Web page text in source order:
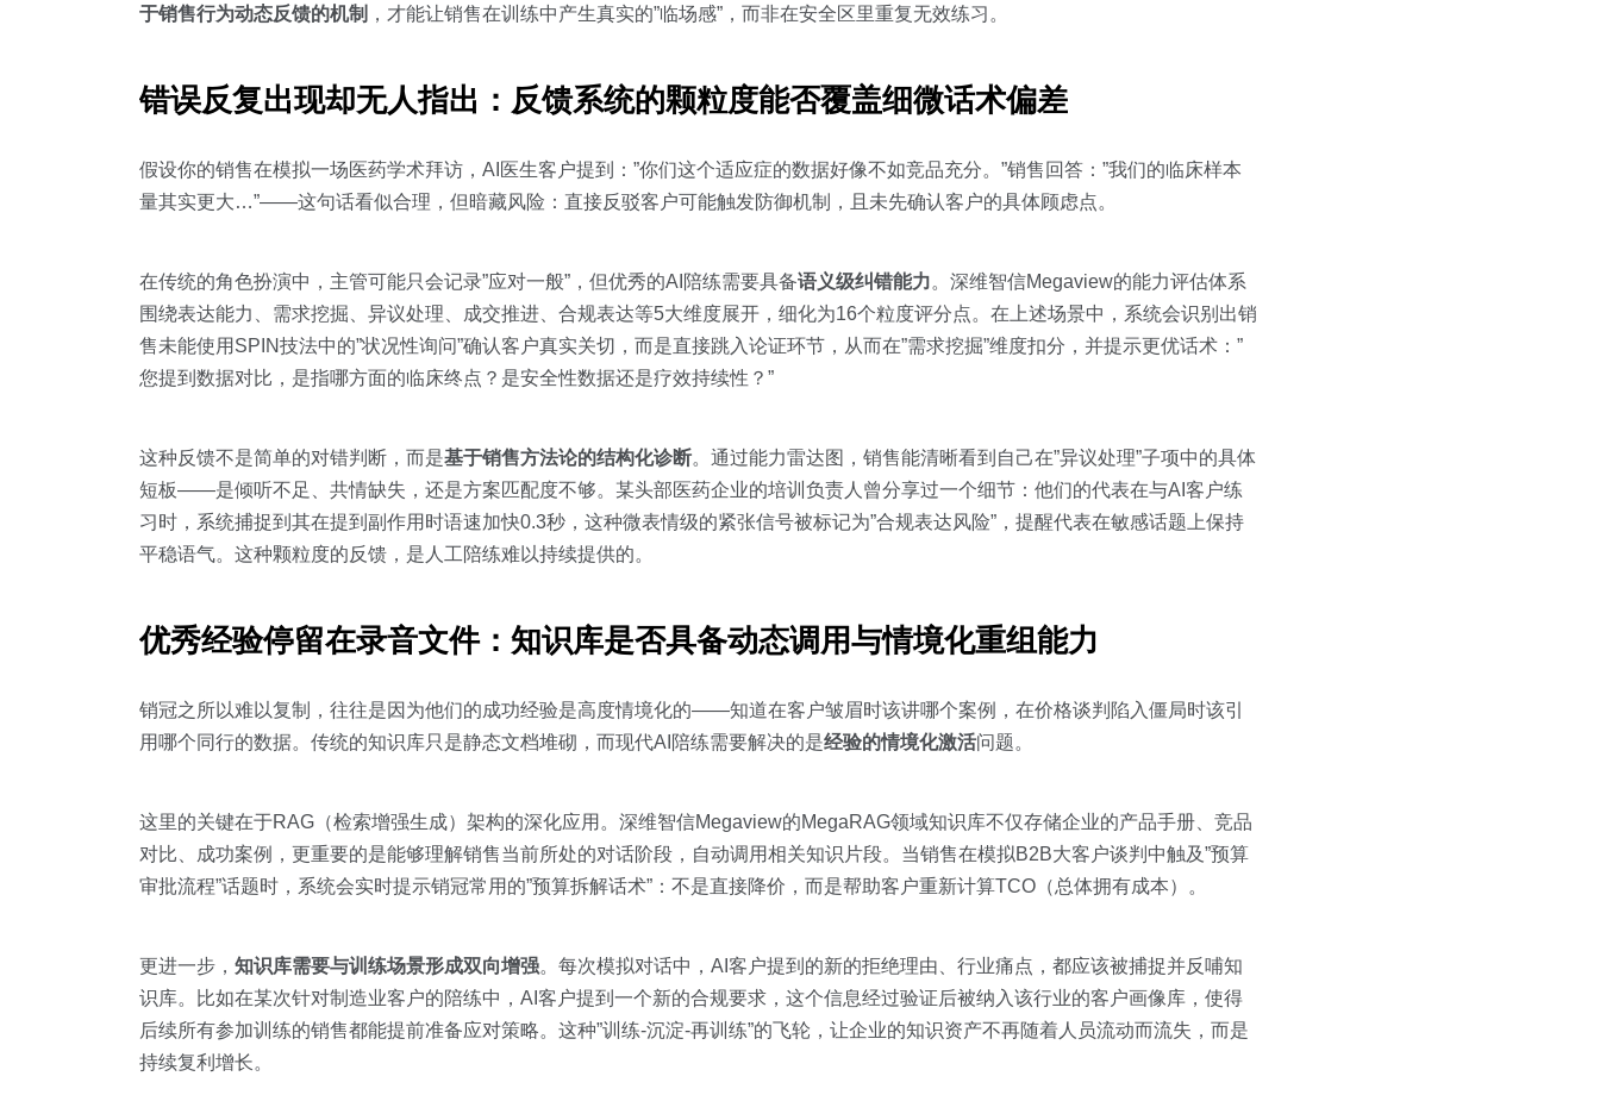
于销售行为动态反馈的机制 ，才能让销售在训练中产生真实的”临场感”，而非在安全区里重复无效练习。
错误反复出现却无人指出：反馈系统的颗粒度能否覆盖细微话术偏差
假设你的销售在模拟一场医药学术拜访，AI医生客户提到：”你们这个适应症的数据好像不如竞品充分。”销售回答：”我们的临床样本
量其实更大…”——这句话看似合理，但暗藏风险：直接反驳客户可能触发防御机制，且未先确认客户的具体顾虑点。
在传统的角色扮演中，主管可能只会记录”应对一般”，但优秀的AI陪练需要具备语义级纠错能力。深维智信Megaview的能力评估体系
围绕表达能力、需求挖掘、异议处理、成交推进、合规表达等5大维度展开，细化为16个粒度评分点。在上述场景中，系统会识别出销
售未能使用SPIN技法中的”状况性询问”确认客户真实关切，而是直接跳入论证环节，从而在”需求挖掘”维度扣分，并提示更优话术：”
您提到数据对比，是指哪方面的临床终点？是安全性数据还是疗效持续性？”
这种反馈不是简单的对错判断，而是基于销售方法论的结构化诊断。通过能力雷达图，销售能清晰看到自己在”异议处理”子项中的具体
短板——是倾听不足、共情缺失，还是方案匹配度不够。某头部医药企业的培训负责人曾分享过一个细节：他们的代表在与AI客户练
习时，系统捕捉到其在提到副作用时语速加快0.3秒，这种微表情级的紧张信号被标记为”合规表达风险”，提醒代表在敏感话题上保持
平稳语气。这种颗粒度的反馈，是人工陪练难以持续提供的。
优秀经验停留在录音文件：知识库是否具备动态调用与情境化重组能力
销冠之所以难以复制，往往是因为他们的成功经验是高度情境化的——知道在客户皱眉时该讲哪个案例，在价格谈判陷入僵局时该引
用哪个同行的数据。传统的知识库只是静态文档堆砌，而现代AI陪练需要解决的是经验的情境化激活问题。
这里的关键在于RAG（检索增强生成）架构的深化应用。深维智信Megaview的MegaRAG领域知识库不仅存储企业的产品手册、竞品
对比、成功案例，更重要的是能够理解销售当前所处的对话阶段，自动调用相关知识片段。当销售在模拟B2B大客户谈判中触及”预算
审批流程”话题时，系统会实时提示销冠常用的”预算拆解话术”：不是直接降价，而是帮助客户重新计算TCO（总体拥有成本）。
更进一步， 知识库需要与训练场景形成双向增强。每次模拟对话中，AI客户提到的新的拒绝理由、行业痛点，都应该被捕捉并反哺知
识库。比如在某次针对制造业客户的陪练中，AI客户提到一个新的合规要求，这个信息经过验证后被纳入该行业的客户画像库，使得
后续所有参加训练的销售都能提前准备应对策略。这种”训练-沉淀-再训练”的飞轮，让企业的知识资产不再随着人员流动而流失，而是
持续复利增长。